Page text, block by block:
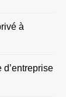
à
d’entreprise